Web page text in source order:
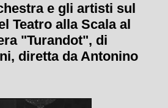
e gli artisti sul
Teatro alla Scala al
"Turandot", di
diretta da Antonino
la stagione